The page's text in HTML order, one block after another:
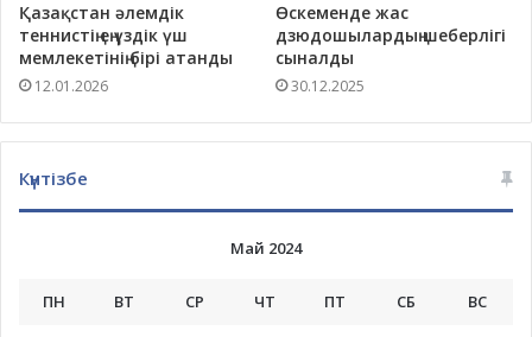
Қазақстан әлемдік
теннистің ең үздік үш
мемлекетінің бірі атанды
12.01.2026
Өскеменде жас
дзюдошылардың шеберлігі
сыналды
30.12.2025
Күнтізбе
Май 2024
ПН ВТ СР ЧТ ПТ СБ ВС